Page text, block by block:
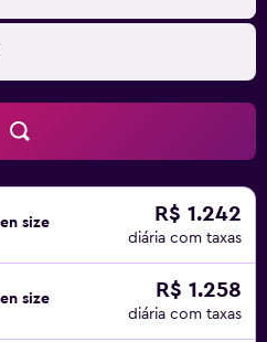
size R$ 1.242
diária com taxas
size R$ 1.258
diária com taxas